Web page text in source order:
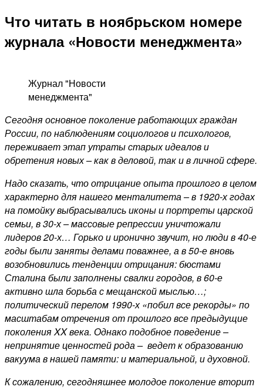
Что читать в ноябрьском номере
журнала «Новости менеджмента»
Журнал "Новости
менеджмента"
Сегодня основное поколение работающих граждан
России, по наблюдениям социологов и психологов,
переживает этап утраты старых идеалов и
обретения новых – как в деловой, так и в личной сфере.
Надо сказать, что отрицание опыта прошлого в целом
характерно для нашего менталитета – в 1920-х годах
на помойку выбрасывались иконы и портреты царской
семьи, в 30-х – массовые репрессии уничтожали
лидеров 20-х… Горько и иронично звучит, но люди в 40-е
годы были заняты делами поважнее, а в 50-е вновь
возобновились тенденции отрицания: бюстами
Сталина были заполнены свалки городов, в 60-е
активно шла борьба с мещанской мыслью…;
политический перелом 1990-х «побил все рекорды» по
масштабам отречения от прошлого все предыдущие
поколенияXXвека. Однако подобное поведение –
непринятие ценностей рода – ведет к образованию
вакуума в нашей памяти: и материальной, и духовной.
К сожалению, сегодняшнее молодое поколение вторит